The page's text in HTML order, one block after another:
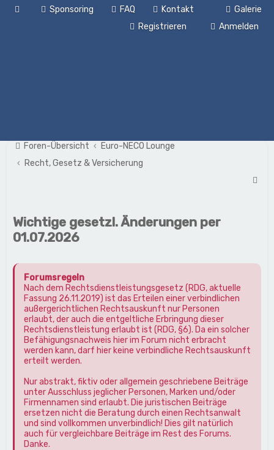
Galerie
Sponsoring FAQ
Kontakt
Anmelden
Registrieren
Foren-Übersicht
Euro-NECO Lounge
Recht, Gesetz & Versicherung
Wichtige gesetzl. Änderungen per
01.07.2026
Forumsregeln
Nach dem Rechtsdienstleistungsgesetz (RDG, aktuelle
Fassung 26.11.2019) ist das Erteilen einer verbindlichen
außergerichtlichen Rechtsauskunft nur Personen
erlaubt, der auch die entgeltliche Erbringung dieser
Rechtsdienstleistung erlaubt ist (RDG, §6). Da ein solcher
Befähigungsnachweis hier im Forum nicht erbracht
werden kann, darf hier keine verbindliche Rechtsauskunft
erteilt werden.
Nur abstrakt, fiktiv oder allgemein geschriebene Beiträge
unter Ausschluss jeglicher Personen, Marken und/oder
Firmennamen sind erlaubt. Die juristischen Beiträge
ersetzen nicht die Beratung durch einen Rechtsanwalt
und sind vollkommen unverbindlich! Dies gilt natürlich
auch für vergleichbare Beiträge im Rest des Forums.
Danke.